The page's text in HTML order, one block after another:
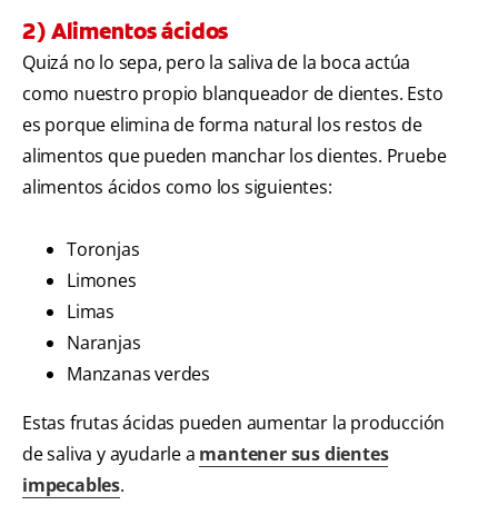
2) Alimentos ácidos
Quizá no lo sepa, pero la saliva de la boca actúa
como nuestro propio blanqueador de dientes. Esto
es porque elimina de forma natural los restos de
alimentos que pueden manchar los dientes. Pruebe
alimentos ácidos como los siguientes:
Toronjas
Limones
Limas
Naranjas
Manzanas verdes
Estas frutas ácidas pueden aumentar la producción
de saliva y ayudarle a mantener sus dientes
impecables.